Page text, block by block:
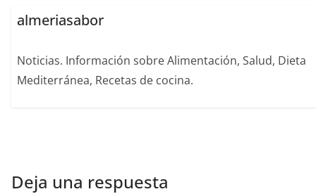
almeriasabor
Noticias. Información sobre Alimentación, Salud, Dieta
Mediterránea, Recetas de cocina.
Deja una respuesta